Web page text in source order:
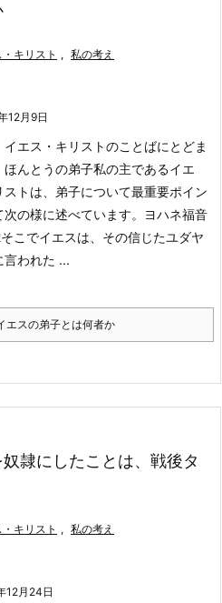
キリスト , 私の考え
12月9日
エス・キリストのことばにとどま
ほんとうの弟子私の主であるイエ
ストは、弟子について最重要ポイン
次の様に述べています。
ヨハネ福音
そこでイエスは、その信じたユダヤ
言われた ...
エスの弟子とは何者か
隷にしたことは、戦後タ
キリスト , 私の考え
12月24日